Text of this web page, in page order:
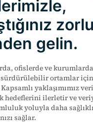
gelin.
ofislerde ve
sürdürülebilir ortamlar
yaklaşımımız
ilerletir ve
yoluyla daha
sağlar.